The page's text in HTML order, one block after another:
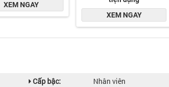
Cấp bậc:
Nhân viên